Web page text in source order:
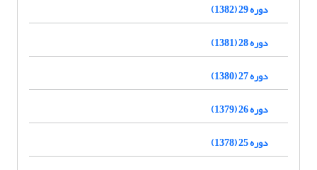
دوره 29 (1382)
دوره 28 (1381)
دوره 27 (1380)
دوره 26 (1379)
دوره 25 (1378)